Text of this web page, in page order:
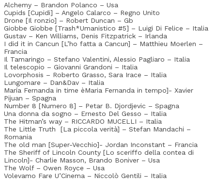
Alchemy – Brandon Polanco – Usa
Cupids [Cupidi] – Angelo Calarco – Regno Unito
Drone [Il ronzio] – Robert Duncan – Gb
Giobbe Giobbe [Trash*Umanistico #5] – Luigi Di Felice – Italia
Gustav – Ken Williams, Denis Fitzpatrick – Irlanda
I did it in Cancun [L’ho fatta a Cancun] – Matthieu Moerlen –
Francia
Il Tamaringo – Stefano Valentini, Alessio Pagliaro – Italia
Il telescopio – Giovanni Grandoni – Italia
Lovorphosis – Roberto Grasso, Sara Irace – Italia
Lungomare – Dan&Dav – Italia
María Fernanda in time èMaria Fernanda in tempo]- Xavier
Pijuan – Spagna
Number 8 [Numero 8] – Petar B. Djordjevic – Spagna
Una donna da sogno – Ernesto Del Gesso – Italia
The Hitman’s way – RICCARDO MUCELLI – Italia
The Little Truth [La piccola verità] – Stefan Mandachi –
Romania
The old man [Super-Vecchio]- Jordan Inconstant – Francia
The Sheriff of Lincoln County [Lo sceriffo della contea di
Lincoln]- Charlie Masson, Brando Boniver – Usa
The Wolf – Owen Royce – Usa
Volevamo Fare U’Cinema – Niccolò Gentili – Italia